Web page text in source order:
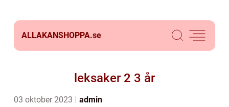
ALLAKANSHOPPA.se
leksaker 2 3 år
03 oktober 2023 admin